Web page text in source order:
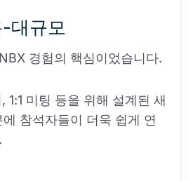
대규모
경험의 핵심이었습니다.
1:1 미팅 등을 위해 설계된 새
참석자들이 더욱 쉽게 연